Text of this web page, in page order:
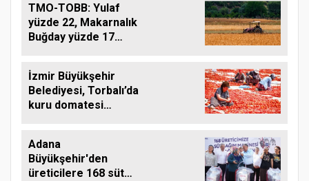
TMO-TOBB: Yulaf
yüzde 22, Makarnalık
Buğday yüzde 17
İzmir Büyükşehir
Belediyesi, Torbalı’da
kuru domatesi
Adana
Büyükşehir'den
üreticilere 168 süt